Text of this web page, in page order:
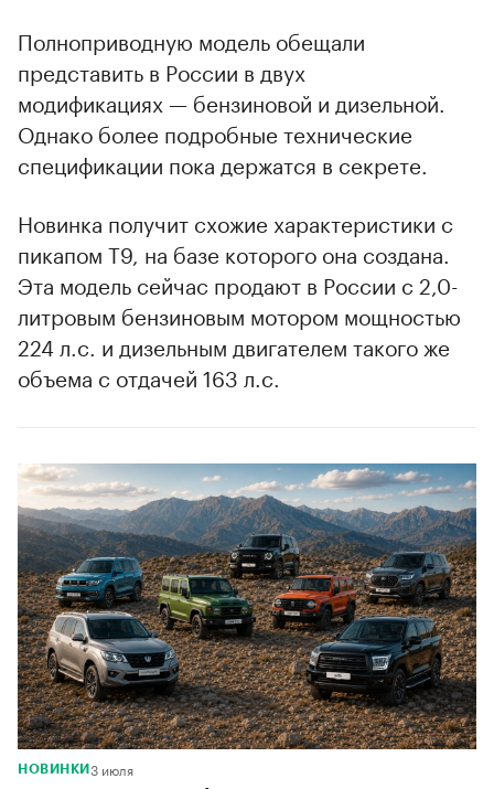
Полноприводную модель обещали
представить в России в двух
модификациях — бензиновой и дизельной.
Однако более подробные технические
спецификации пока держатся в секрете.
Новинка получит схожие характеристики с
пикапом T9, на базе которого она создана.
Эта модель сейчас продают в России с 2,0-
литровым бензиновым мотором мощностью
224 л.с. и дизельным двигателем такого же
объема с отдачей 163 л.с.
НОВИНКИ 3 июля